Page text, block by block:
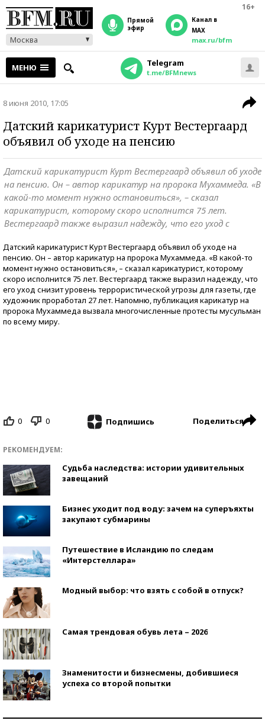
16+
Москва
прямой
эфир
Канал в
MAX
max.ru/bfm
МЕНЮ Telegram
t.me/BFMnews
8 июня 2010, 17:05
Датский карикатурист Курт Вестергаард
объявил об уходе на пенсию
Датский карикатурист Курт Вестергаард объявил об уходе
на пенсию. Он – автор карикатур на пророка Мухаммеда. «В
какой-то момент нужно остановиться», – сказал
карикатурист, которому скоро исполнится 75 лет.
Вестергаард также выразил надежду, что его уход с
Датский карикатурист Курт Вестергаард объявил об уходе на
пенсию. Он – автор карикатур на пророка Мухаммеда. «В какой-то
момент нужно остановиться», – сказал карикатурист, которому
скоро исполнится 75 лет. Вестергаард также выразил надежду, что
его уход снизит уровень террористической угрозы для газеты, где
художник проработал 27 лет. Напомню, публикация карикатур на
пророка Мухаммеда вызвала многочисленные протесты мусульман
по всему миру.
0 0 Подпишись Поделиться
РЕКОМЕНДУЕМ:
Судьба наследства: истории удивительных
завещаний
Бизнес уходит под воду: зачем на суперъяхты
закупают субмарины
Путешествие в Исландию по следам
«Интерстеллара»
Модный выбор: что взять с собой в отпуск?
Самая трендовая обувь лета – 2026
Знаменитости и бизнесмены, добившиеся
успеха со второй попытки